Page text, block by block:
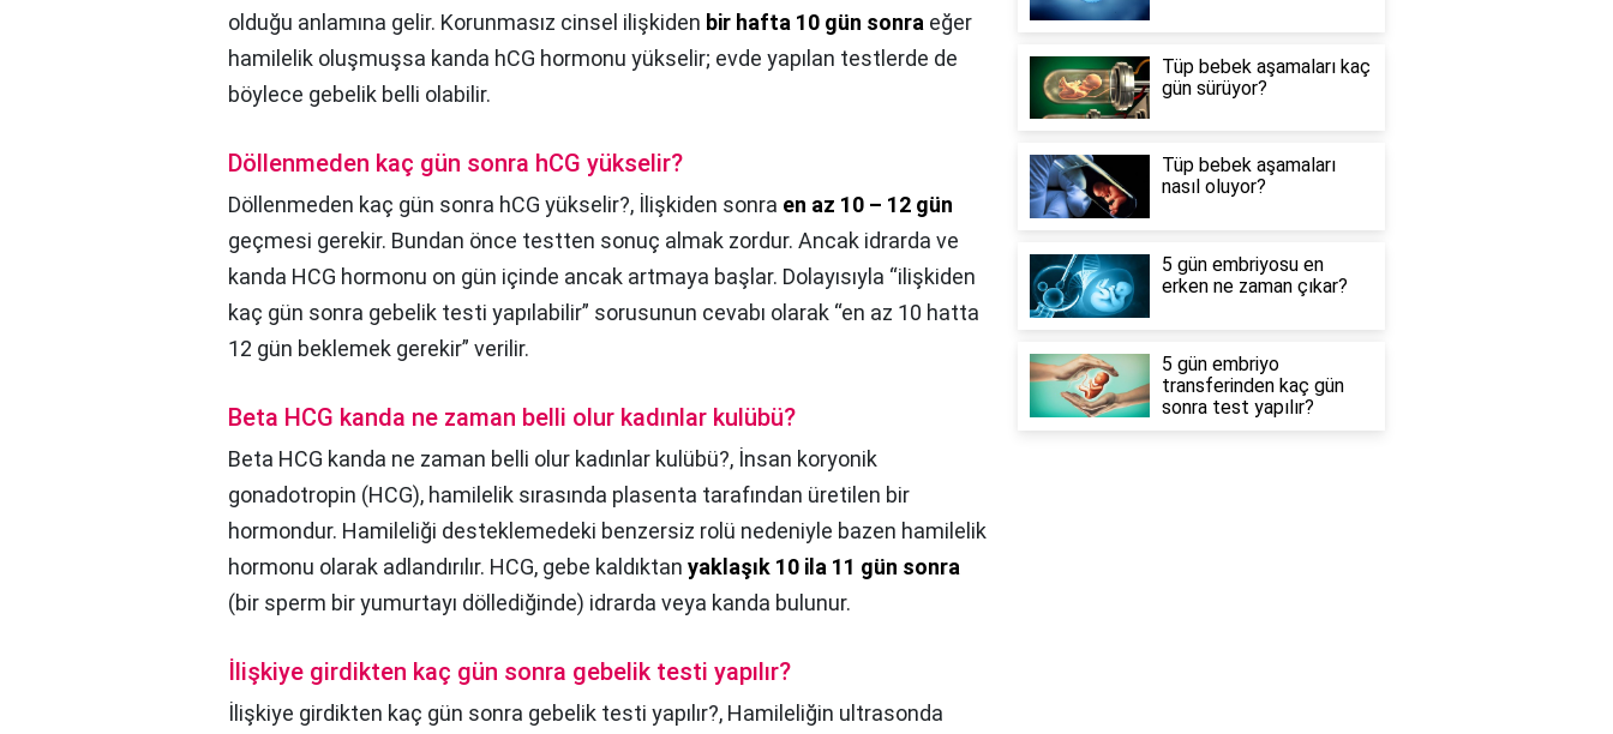
olduğu anlamına gelir. Korunmasız cinsel ilişkiden bir hafta 10 gün sonra eğer
hamilelik oluşmuşsa kanda hCG hormonu yükselir; evde yapılan testlerde de
böylece gebelik belli olabilir.
Döllenmeden kaç gün sonra hCG yükselir?
Döllenmeden kaç gün sonra hCG yükselir?, İlişkiden sonra en az 10 – 12 gün
geçmesi gerekir. Bundan önce testten sonuç almak zordur. Ancak idrarda ve
kanda HCG hormonu on gün içinde ancak artmaya başlar. Dolayısıyla “ilişkiden
kaç gün sonra gebelik testi yapılabilir” sorusunun cevabı olarak “en az 10 hatta
12 gün beklemek gerekir” verilir.
Beta HCG kanda ne zaman belli olur kadınlar kulübü?
Beta HCG kanda ne zaman belli olur kadınlar kulübü?, İnsan koryonik
gonadotropin (HCG), hamilelik sırasında plasenta tarafından üretilen bir
hormondur. Hamileliği desteklemedeki benzersiz rolü nedeniyle bazen hamilelik
hormonu olarak adlandırılır. HCG, gebe kaldıktan yaklaşık 10 ila 11 gün sonra
(bir sperm bir yumurtayı döllediğinde) idrarda veya kanda bulunur.
İlişkiye girdikten kaç gün sonra gebelik testi yapılır?
İlişkiye girdikten kaç gün sonra gebelik testi yapılır?, Hamileliğin ultrasonda
Tüp bebek aşamaları kaç
gün sürüyor?
Tüp bebek aşamaları
nasıl oluyor?
5 gün embriyosu en
erken ne zaman çıkar?
5 gün embriyo
transferinden kaç gün
sonra test yapılır?